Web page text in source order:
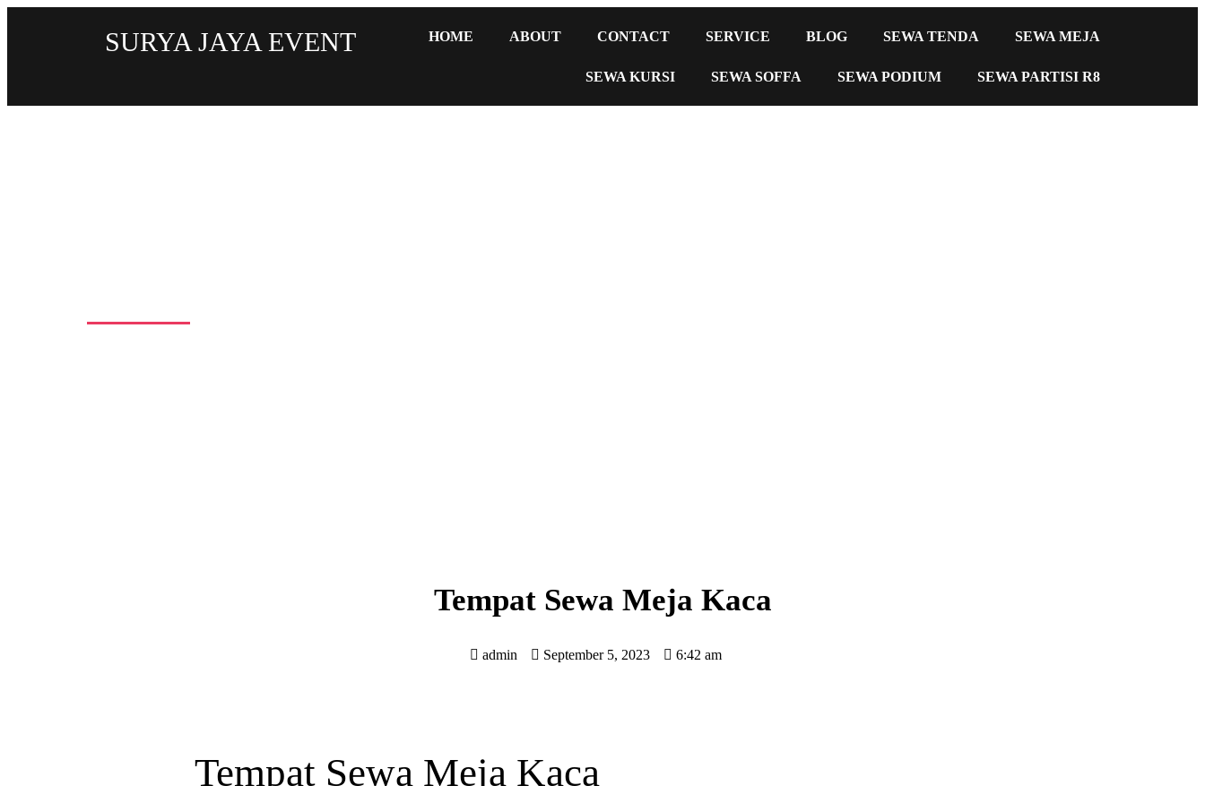
SURYA JAYA EVENT HOME ABOUT CONTACT SERVICE BLOG SEWA TENDA SEWA MEJA
SEWA KURSI SEWA SOFFA SEWA PODIUM SEWA PARTISI R8
Tempat Sewa Meja Kaca
admin September 5, 2023 6:42 am
Tempat Sewa Meja Kaca